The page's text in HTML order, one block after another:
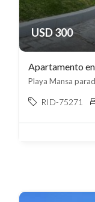
USD 300
RID-75271